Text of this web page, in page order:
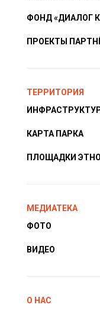
ФОНД «ДИАЛОГ
ПРОЕКТЫ
ТЕРРИТОРИЯ
КАРТА ПАРКА
ПЛОЩАДКИ
МЕДИАТЕКА
ФОТО
ВИДЕО
О НАС